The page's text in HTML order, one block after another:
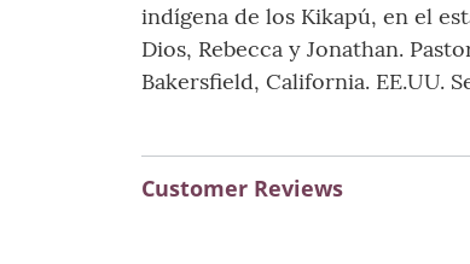
indígena de los Kikapú, en el
Dios, Rebecca y Jonathan.
Bakersfield, California. EE.UU.
Customer Reviews